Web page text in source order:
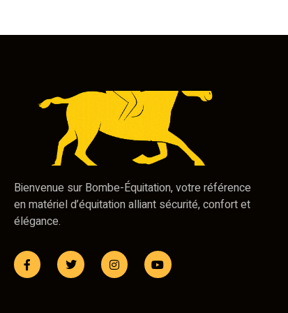
Bienvenue sur Bombe-Équitation, votre référence
en matériel d’équitation alliant sécurité, confort et
élégance.